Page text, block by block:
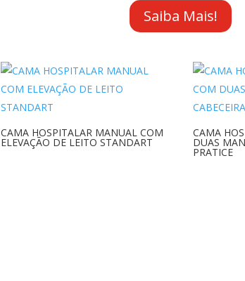
Saiba Mais!
CAMA HOSPITALAR MANUAL COM
ELEVAÇÃO DE LEITO STANDART
CAMA
DUAS
PRATICE